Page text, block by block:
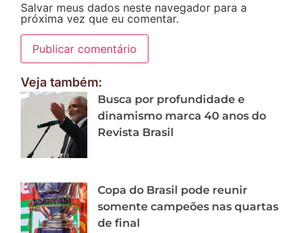
Salvar meus dados neste navegador para a
próxima vez que eu comentar.
Veja também:
Busca por profundidade e
dinamismo marca 40 anos do
Revista Brasil
Copa do Brasil pode reunir
somente campeões nas quartas
de final